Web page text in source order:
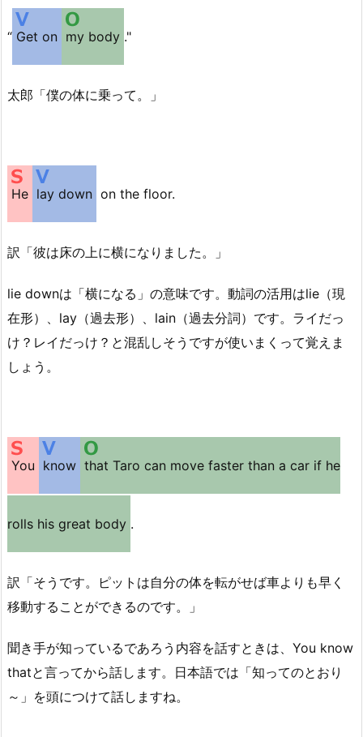
“ Get on my body ."
太郎「僕の体に乗って。」
He lay down on the floor.
訳「彼は床の上に横になりました。」
lie downは「横になる」の意味です。動詞の活用はlie（現
在形）、lay（過去形）、lain（過去分詞）です。ライだっ
け？レイだっけ？と混乱しそうですが使いまくって覚えま
しょう。
You know that Taro can move faster than a car if he
rolls his great body .
訳「そうです。ピットは自分の体を転がせば車よりも早く
移動することができるのです。」
聞き手が知っているであろう内容を話すときは、You know
thatと言ってから話します。日本語では「知ってのとおり
～」を頭につけて話しますね。